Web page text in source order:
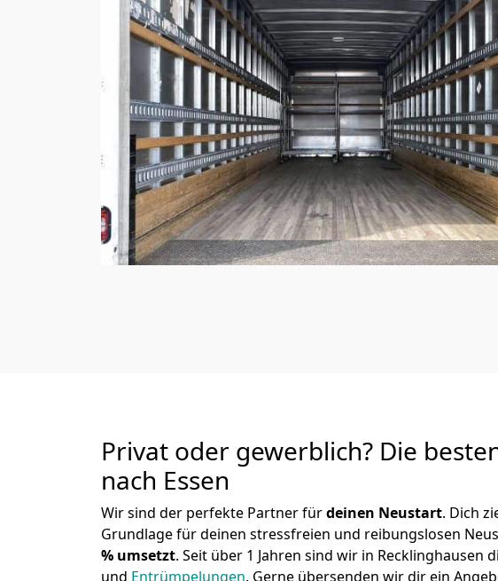
Privat oder gewerblich? Die
nach Essen
Wir sind der perfekte Partner fürdeinen Neustart. Dich
Grundlage für deinen stressfreien und reibungslosen
% umsetzt. Seit über 1 Jahren sind wir in Recklinghausen
und Entrümpelungen. Gerne übersenden wir dir ein